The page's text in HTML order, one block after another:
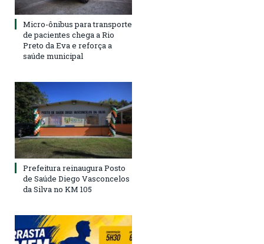
Micro-ônibus para transporte
de pacientes chega a Rio
Preto da Eva e reforça a
saúde municipal
Prefeitura reinaugura Posto
de Saúde Diego Vasconcelos
da Silva no KM 105